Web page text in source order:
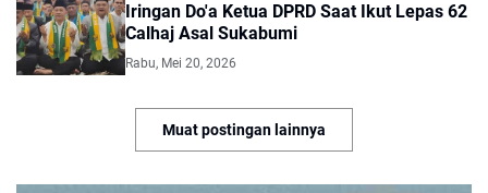
Iringan Do'a Ketua DPRD Saat Ikut Lepas 62
Calhaj Asal Sukabumi
Rabu, Mei 20, 2026
Muat postingan lainnya